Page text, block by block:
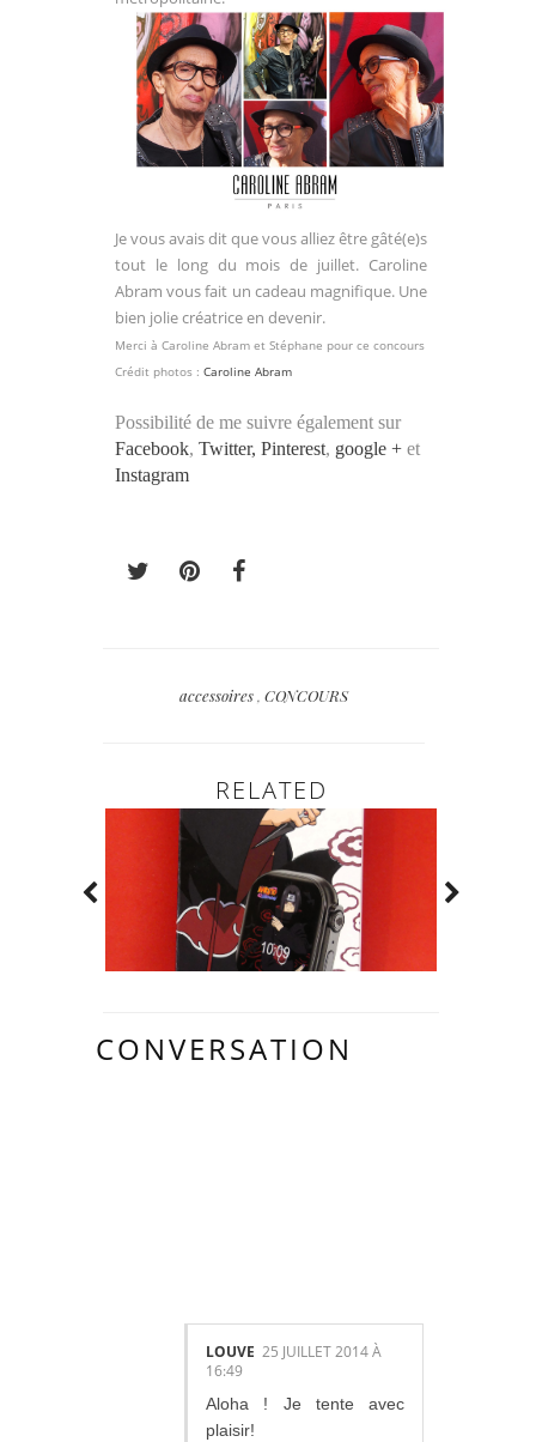
Je vous avais dit que vous alliez être gâté(e)s
tout le long du mois de juillet. Caroline
Abram vous fait un cadeau magnifique. Une
bien jolie créatrice en devenir.
Merci à Caroline Abram et Stéphane pour ce concours
Crédit photos : Caroline Abram
Possibilité de me suivre également sur
Facebook, Twitter, Pinterest, google + et
Instagram
accessoires, CONCOURS
RELATED
CONVERSATION
LOUVE 25 JUILLET 2014 À
16:49
Aloha ! Je tente avec
plaisir!